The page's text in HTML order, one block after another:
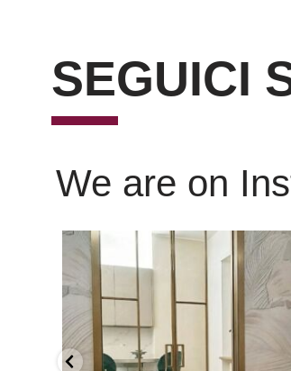
SEGUICI
We are on
Scopri l’eleganza senza tempo delle